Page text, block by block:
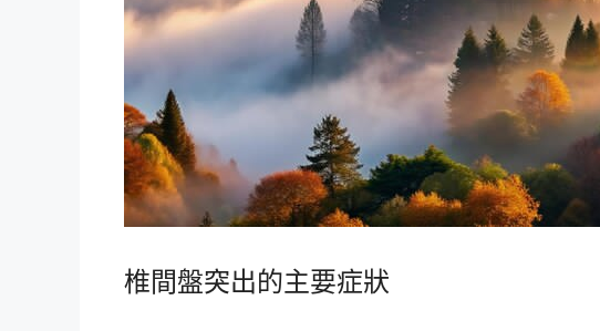
椎間盤突出的主要症狀